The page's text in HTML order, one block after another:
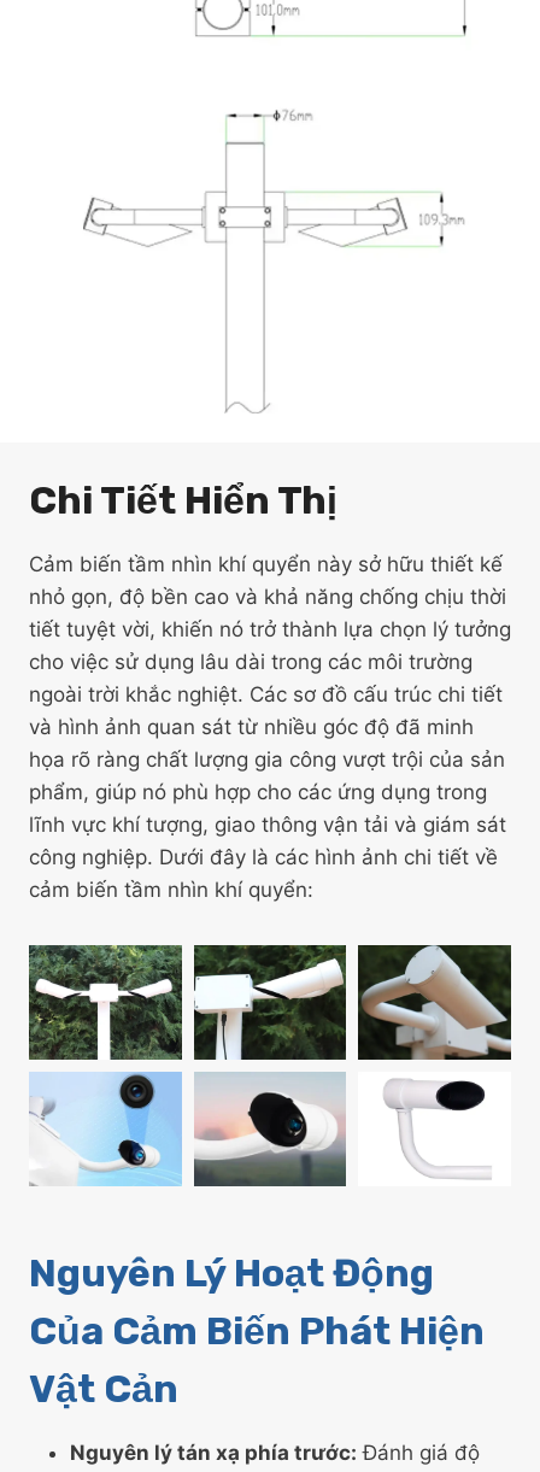
Chi Tiết Hiển Thị
Cảm biến tầm nhìn khí quyển này sở hữu thiết kế
nhỏ gọn, độ bền cao và khả năng chống chịu thời
tiết tuyệt vời, khiến nó trở thành lựa chọn lý tưởng
cho việc sử dụng lâu dài trong các môi trường
ngoài trời khắc nghiệt. Các sơ đồ cấu trúc chi tiết
và hình ảnh quan sát từ nhiều góc độ đã minh
họa rõ ràng chất lượng gia công vượt trội của sản
phẩm, giúp nó phù hợp cho các ứng dụng trong
lĩnh vực khí tượng, giao thông vận tải và giám sát
công nghiệp. Dưới đây là các hình ảnh chi tiết về
cảm biến tầm nhìn khí quyển:
Nguyên Lý Hoạt Động
Của Cảm Biến Phát Hiện
Vật Cản
Nguyên lý tán xạ phía trước: Đánh giá độ